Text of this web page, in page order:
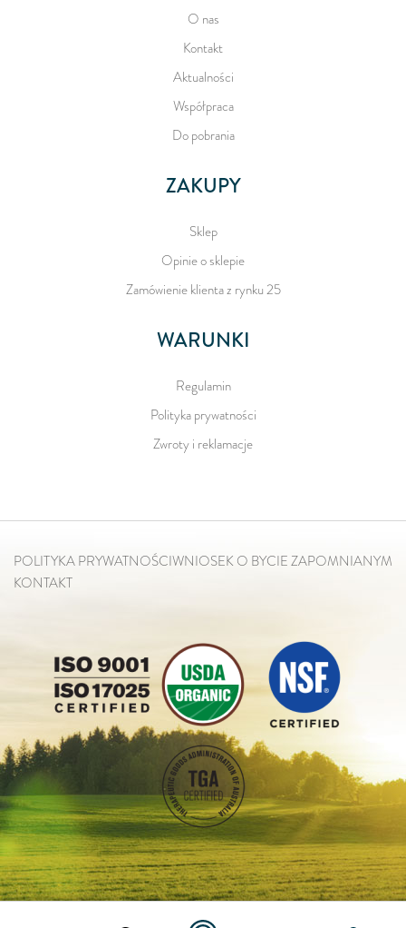
O nas
Kontakt
Aktualności
Współpraca
Do pobrania
ZAKUPY
Sklep
Opinie o sklepie
Zamówienie klienta z rynku 25
WARUNKI
Regulamin
Polityka prywatności
Zwroty i reklamacje
POLITYKA PRYWATNOŚCIWNIOSEK O BYCIE ZAPOMNIANYM
KONTAKT